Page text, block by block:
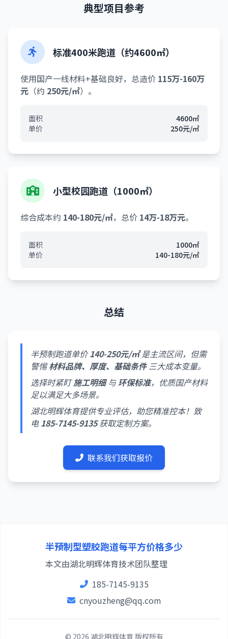
典型项目参考
标准400米跑道（约4600㎡）
使用国产一线材料+基础良好，总造价 115万-160万
元 （约 250元/㎡）。
面积
单价
4600㎡
250元/㎡
小型校园跑道（1000㎡）
综合成本约 140-180元/㎡，总价 14万-18万元。
面积
单价
1000㎡
140-180元/㎡
总结
半预制跑道单价140-250元/㎡是主流区间，但需
警惕材料品牌、厚度、基础条件三大成本变量。
选择时紧盯施工明细与环保标准，优质国产材料
足以满足大多场景。
湖北明辉体育提供专业评估，助您精准控本！致
电185-7145-9135获取定制方案。
联系我们获取报价
半预制型塑胶跑道每平方价格多少
本文由湖北明辉体育技术团队整理
185-7145-9135
cnyouzheng@qq.com
© 2026 湖北明辉体育 版权所有